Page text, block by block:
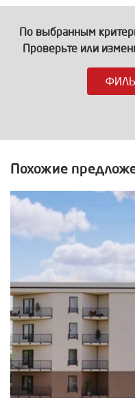
По выбранным
Проверьте или
Похожие